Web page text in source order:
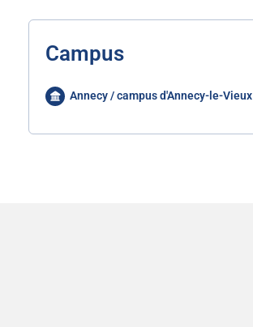
Campus
Annecy / campus d'Annecy-le-Vieux